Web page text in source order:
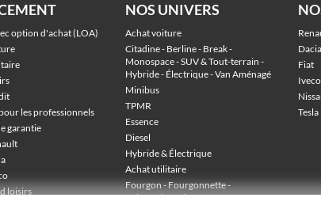
option d'achat (LOA)
les professionnels
garantie
loisirs
NOS UNIVERS
Achat voiture
Citadine - Berline - Break -
Monospace - SUV & Tout-terrain -
Hybride - Électrique - Van Aménagé
Minibus
TPMR
Essence
Diesel
Hybride & Électrique
Achat utilitaire
Fourgon - Fourgonnette -
Voiture de société -
Dacia
Fiat
Iveco
Tesla